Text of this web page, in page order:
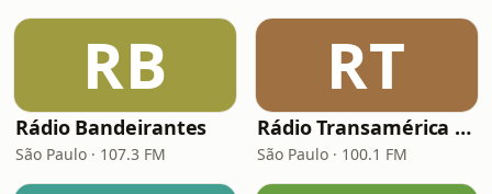
RB
Rádio Bandeirantes
São Paulo · 107.3 FM
RT
Rádio Transamérica (TMC)
São Paulo · 100.1 FM